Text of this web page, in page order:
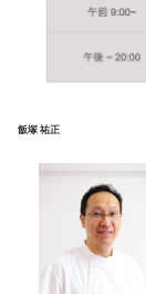
飯塚 祐正